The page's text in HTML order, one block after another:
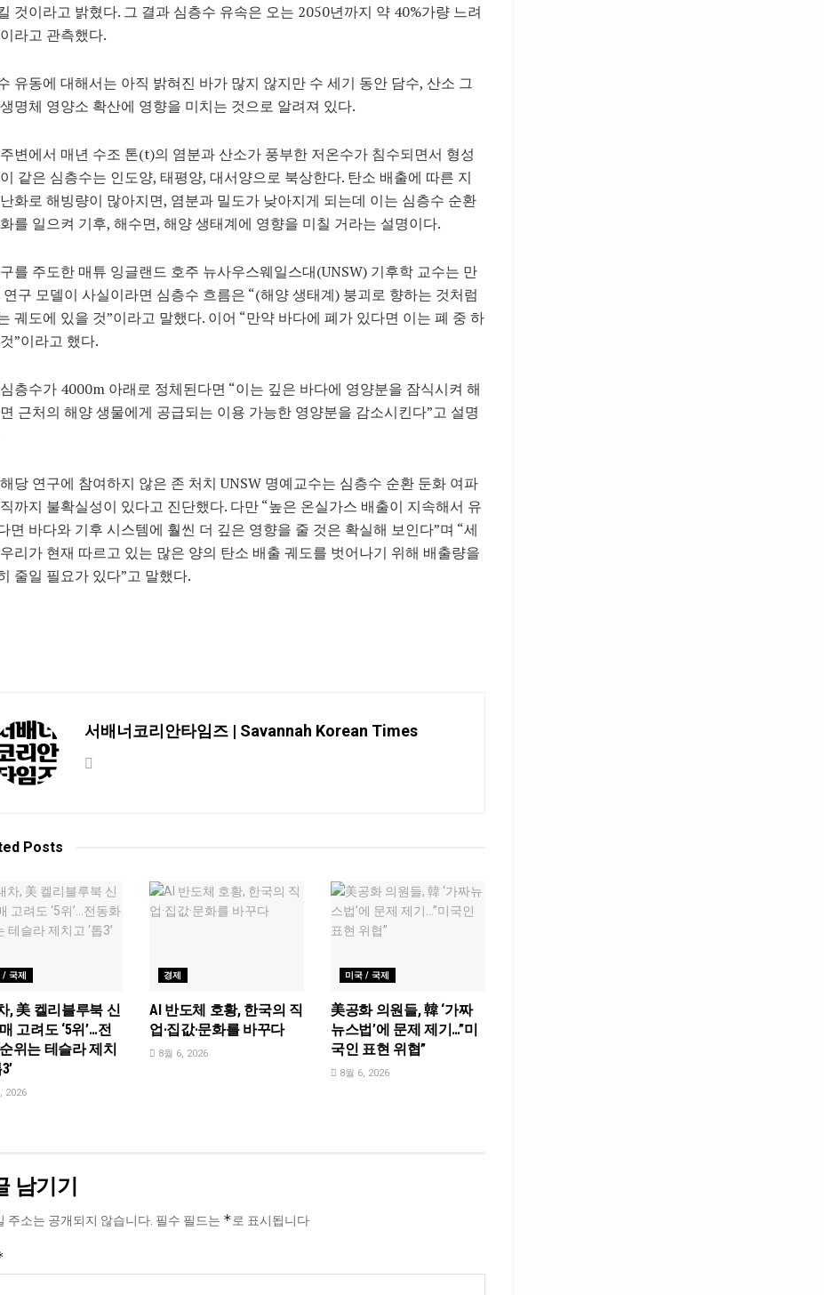
것이라고 밝혔다. 그 결과 심층수 유속은 오는 2050년까지 약 40%가량 느려
라고 관측했다.
유동에 대해서는 아직 밝혀진 바가 많지 않지만 수 세기 동안 담수, 산소 그
명체 영양소 확산에 영향을 미치는 것으로 알려져 있다.
변에서 매년 수조 톤(t)의 염분과 산소가 풍부한 저온수가 침수되면서 형성
같은 심층수는 인도양, 태평양, 대서양으로 북상한다. 탄소 배출에 따른 지
화로 해빙량이 많아지면, 염분과 밀도가 낮아지게 되는데 이는 심층수 순환
를 일으켜 기후, 해수면, 해양 생태계에 영향을 미칠 거라는 설명이다.
를 주도한 매튜 잉글랜드 호주 뉴사우스웨일스대(UNSW) 기후학 교수는 만
연구 모델이 사실이라면 심층수 흐름은 “(해양 생태계) 붕괴로 향하는 것처럼
궤도에 있을 것”이라고 말했다. 이어 “만약 바다에 폐가 있다면 이는 폐 중 하
”이라고 했다.
층수가 4000m 아래로 정체된다면 “이는 깊은 바다에 영양분을 잠식시켜 해
근처의 해양 생물에게 공급되는 이용 가능한 영양분을 감소시킨다”고 설명
당 연구에 참여하지 않은 존 처치 UNSW 명예교수는 심층수 순환 둔화 여파
까지 불확실성이 있다고 진단했다. 다만 “높은 온실가스 배출이 지속해서 유
면 바다와 기후 시스템에 훨씬 더 깊은 영향을 줄 것은 확실해 보인다”며 “세
리가 현재 따르고 있는 많은 양의 탄소 배출 궤도를 벗어나기 위해 배출량을
줄일 필요가 있다”고 말했다.
서배너코리안타임즈 | Savannah Korean Times
Posts
/ 국제
, 美 켈리블루북 신
고려도 ‘5위’…전
위는 테슬라 제치
2026
경제
AI 반도체 호황, 한국의 직
업·집값·문화를 바꾸다
8월 6, 2026
미국 / 국제
美공화 의원들, 韓 ‘가짜
뉴스법’에 문제 제기…”미
국인 표현 위협”
8월 6, 2026
남기기
주소는 공개되지 않습니다. 필수 필드는 *로 표시됩니다